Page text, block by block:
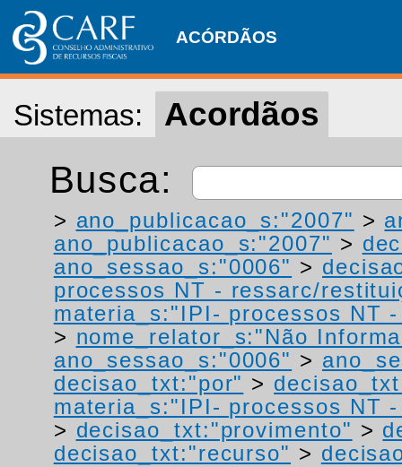
ACÓRDÃOS
Sistemas: Acordãos
Busca:
> ano_publicacao_s:"2007" >
ano_publicacao_s:"2007" >
ano_sessao_s:"0006" >
processos NT - ressarc/
materia_s:"IPI- processos NT
> nome_relator_s:"Não
ano_sessao_s:"0006" >
decisao_txt:"por" >
materia_s:"IPI- processos NT
> decisao_txt:"provimento" >
decisao_txt:"recurso" >